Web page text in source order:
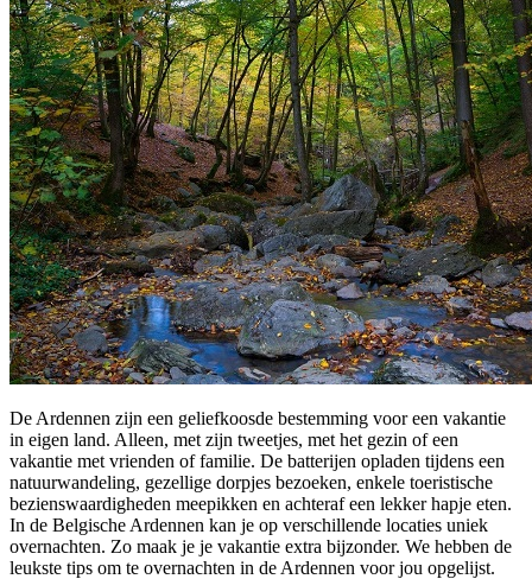
De Ardennen zijn een geliefkoosde bestemming voor een vakantie
in eigen land. Alleen, met zijn tweetjes, met het gezin of een
vakantie met vrienden of familie. De batterijen opladen tijdens een
natuurwandeling, gezellige dorpjes bezoeken, enkele toeristische
bezienswaardigheden meepikken en achteraf een lekker hapje eten.
In de Belgische Ardennen kan je op verschillende locaties uniek
overnachten. Zo maak je je vakantie extra bijzonder. We hebben de
leukste tips om te overnachten in de Ardennen voor jou opgelijst.